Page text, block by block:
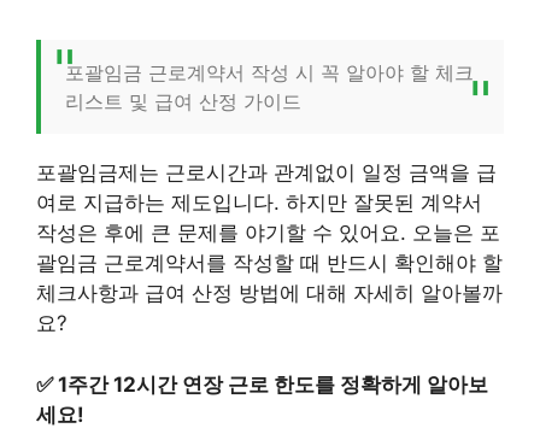
포괄임금 근로계약서 작성 시 꼭 알아야 할 체크
리스트 및 급여 산정 가이드
포괄임금제는 근로시간과 관계없이 일정 금액을 급
여로 지급하는 제도입니다. 하지만 잘못된 계약서
작성은 후에 큰 문제를 야기할 수 있어요. 오늘은 포
괄임금 근로계약서를 작성할 때 반드시 확인해야 할
체크사항과 급여 산정 방법에 대해 자세히 알아볼까
요?
✅1주간 12시간 연장 근로 한도를 정확하게 알아보
세요!